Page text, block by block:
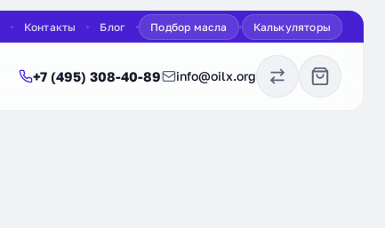
Контакты Блог Подбор масла Калькуляторы
+7 (495) 308-40-89 info@oilx.org